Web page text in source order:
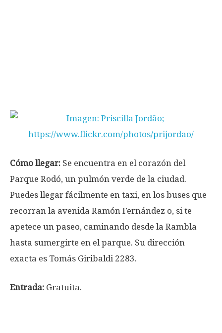
Cómo llegar: Se encuentra en el corazón del
Parque Rodó, un pulmón verde de la ciudad.
Puedes llegar fácilmente en taxi, en los buses que
recorran la avenida Ramón Fernández o, si te
apetece un paseo, caminando desde la Rambla
hasta sumergirte en el parque. Su dirección
exacta es Tomás Giribaldi 2283.
Entrada: Gratuita.